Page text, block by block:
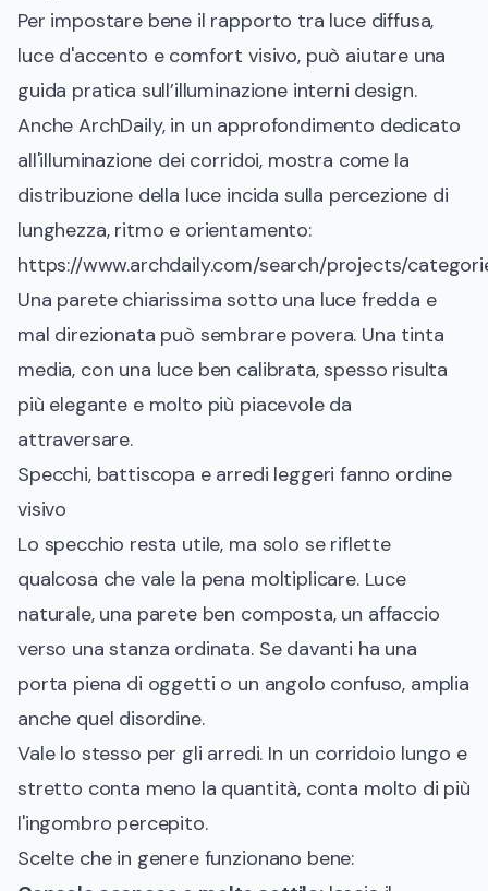
Per impostare bene il rapporto tra luce diffusa,
luce d'accento e comfort visivo, può aiutare una
guida pratica sull’illuminazione interni design.
Anche ArchDaily, in un approfondimento dedicato
all'illuminazione dei corridoi, mostra come la
distribuzione della luce incida sulla percezione di
lunghezza, ritmo e orientamento:
https://www.archdaily.com/search/projects/
Una parete chiarissima sotto una luce fredda e
mal direzionata può sembrare povera. Una tinta
media, con una luce ben calibrata, spesso risulta
più elegante e molto più piacevole da
attraversare.
Specchi, battiscopa e arredi leggeri fanno ordine
visivo
Lo specchio resta utile, ma solo se riflette
qualcosa che vale la pena moltiplicare. Luce
naturale, una parete ben composta, un affaccio
verso una stanza ordinata. Se davanti ha una
porta piena di oggetti o un angolo confuso, amplia
anche quel disordine.
Vale lo stesso per gli arredi. In un corridoio lungo e
stretto conta meno la quantità, conta molto di più
l'ingombro percepito.
Scelte che in genere funzionano bene: